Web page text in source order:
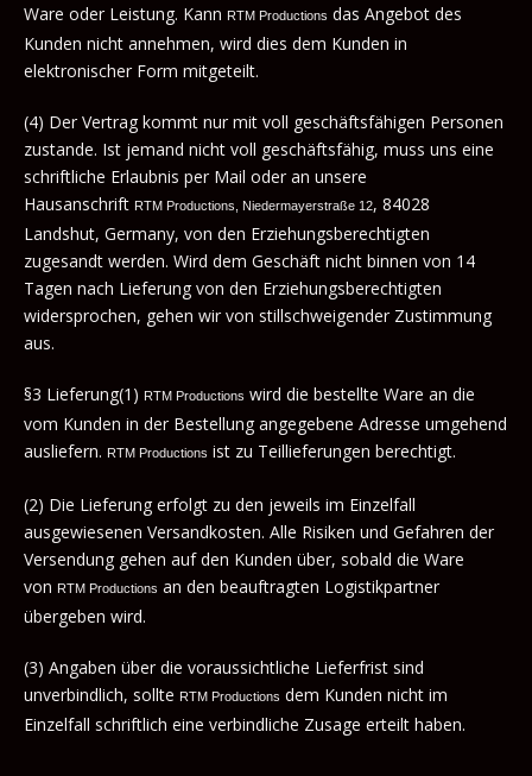
Ware oder Leistung. Kann RTM Productions das Angebot des
Kunden nicht annehmen, wird dies dem Kunden in
elektronischer Form mitgeteilt.
(4) Der Vertrag kommt nur mit voll geschäftsfähigen Personen
zustande. Ist jemand nicht voll geschäftsfähig, muss uns eine
schriftliche Erlaubnis per Mail oder an unsere
Hausanschrift RTM Productions, Niedermayerstraße 12, 84028
Landshut, Germany, von den Erziehungsberechtigten
zugesandt werden. Wird dem Geschäft nicht binnen von 14
Tagen nach Lieferung von den Erziehungsberechtigten
widersprochen, gehen wir von stillschweigender Zustimmung
aus.
§3 Lieferung(1) RTM Productions wird die bestellte Ware an die
vom Kunden in der Bestellung angegebene Adresse umgehend
ausliefern. RTM Productions ist zu Teillieferungen berechtigt.
(2) Die Lieferung erfolgt zu den jeweils im Einzelfall
ausgewiesenen Versandkosten. Alle Risiken und Gefahren der
Versendung gehen auf den Kunden über, sobald die Ware
von RTM Productions an den beauftragten Logistikpartner
übergeben wird.
(3) Angaben über die voraussichtliche Lieferfrist sind
unverbindlich, sollte RTM Productions dem Kunden nicht im
Einzelfall schriftlich eine verbindliche Zusage erteilt haben.